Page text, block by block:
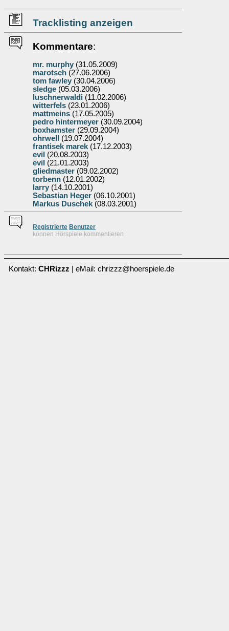
Tracklisting anzeigen
Kommentare:
mr. murphy (31.05.2009)
marotsch (27.06.2006)
tom fawley (30.04.2006)
sledge (05.03.2006)
luschnerwaldi (11.02.2006)
witterfels (23.01.2006)
mattmeins (17.05.2005)
pedro hintermeyer (30.09.2004)
boxhamster (29.09.2004)
ohrwell
(19.07.2004)
frantisek marek (17.12.2003)
evil (20.08.2003)
evil (21.01.2003)
gliedmaster (09.02.2002)
torbenn (12.01.2002)
larry (14.10.2001)
Sebastian Heger (06.10.2001)
Markus Duschek (08.03.2001)
Registrierte Benutzer
können Hörspiele kommentieren
Kontakt: CHRizzz | eMail: chrizzz@hoerspiele.de